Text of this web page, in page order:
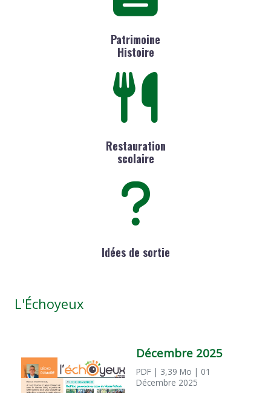
Patrimoine
Histoire
Restauration
scolaire
Idées de sortie
L'Échoyeux
Décembre 2025
PDF | 3,39 Mo | 01
Décembre 2025